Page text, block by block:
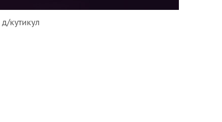
кутикул